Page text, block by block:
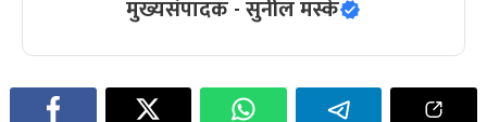
मुख्यसंपादक - सुनील मस्के